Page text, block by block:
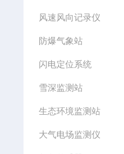
风速风向记录仪
防爆气象站
闪电定位系统
雪深监测站
生态环境监测站
大气电场监测仪